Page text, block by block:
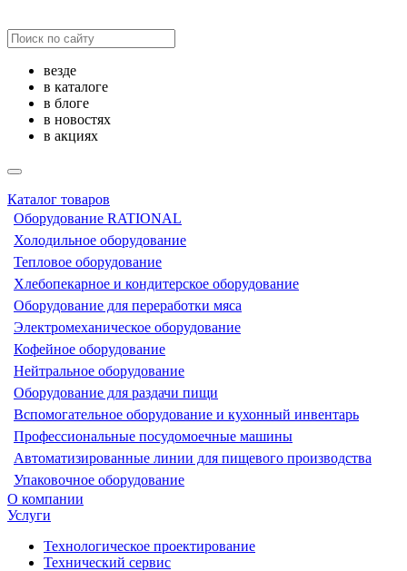
везде
в каталоге
в блоге
в новостях
в акциях
Каталог товаров
Оборудование RATIONAL
Холодильное оборудование
Тепловое оборудование
Хлебопекарное и кондитерское оборудование
Оборудование для переработки мяса
Электромеханическое оборудование
Кофейное оборудование
Нейтральное оборудование
Оборудование для раздачи пищи
Вспомогательное оборудование и кухонный инвентарь
Профессиональные посудомоечные машины
Автоматизированные линии для пищевого производства
Упаковочное оборудование
О компании
Услуги
Технологическое проектирование
Технический сервис